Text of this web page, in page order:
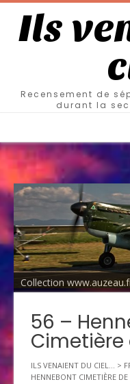
Ils
Recensement de
durant la
Collection
56 –
Cimetière
ILS VENAIENT DU CIEL... >
HENNEBONT CIMETIÈRE DE